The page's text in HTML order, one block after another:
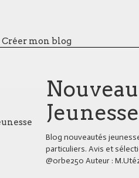
Créer mon blog
Jeunesse
Blog nouveautés
particuliers. Avis et
@orbe250 Auteur :